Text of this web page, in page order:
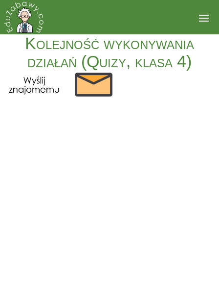
Kolejność wykonywania
działań (Quizy, klasa 4)